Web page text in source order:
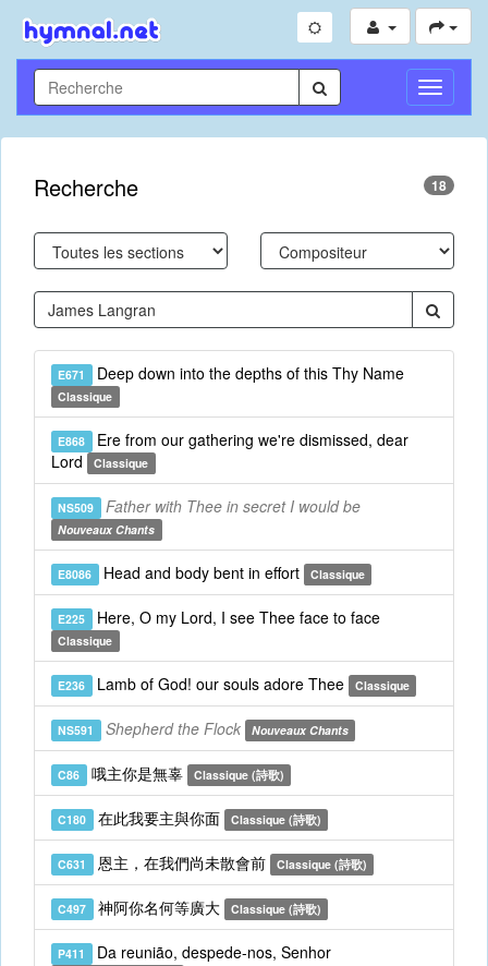
Toggle
Recherche 18
E671 Deep down into the depths of this Thy Name
Classique
E868 Ere from our gathering we're dismissed, dear
Lord
Classique
NS509 Father with Thee in secret I would be
Nouveaux Chants
E8086 Head and body bent in effort Classique
E225 Here, O my Lord, I see Thee face to face
Classique
E236 Lamb of God! our souls adore Thee Classique
NS591 Shepherd the Flock Nouveaux Chants
C86 哦主你是無辜 Classique (詩歌)
C180 在此我要主與你面 Classique (詩歌)
C631 恩主，在我們尚未散會前 Classique (詩歌)
C497 神阿你名何等廣大 Classique (詩歌)
P411 Da reunião, despede-nos, Senhor